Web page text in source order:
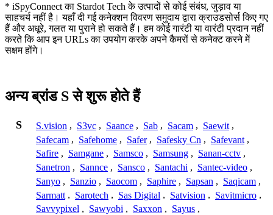
* iSpyConnect का Stardot Tech के उत्पादों से कोई संबंध, जुड़ाव या
साहचर्य नहीं है। यहाँ दी गई कनेक्शन विवरण समुदाय द्वारा क्राउडसोर्स किए गए
हैं और अधूरे, गलत या पुराने हो सकते हैं। हम कोई गारंटी या वारंटी प्रदान नहीं
करते कि आप इन URLs का उपयोग करके अपने कैमरों से कनेक्ट करने में
सक्षम होंगे।
अन्य ब्रांड S से शुरू होते हैं
S S.vision , S3vc , Saance , Sab , Sacam , Saewit ,
Safecam , Safehome , Safer , Safesky Cn , Safevant ,
Safire , Samgane , Samsco , Samsung , Sanan-cctv ,
Sanetron , Sannce , Sansco , Santachi , Santec-video ,
Sanyo , Sanzio , Saocom , Saphire , Sapsan , Saqicam ,
Sarmatt , Sarotech , Sas Digital , Satvision , Savitmicro ,
Savvypixel , Sawyobi , Saxxon , Sayus ,